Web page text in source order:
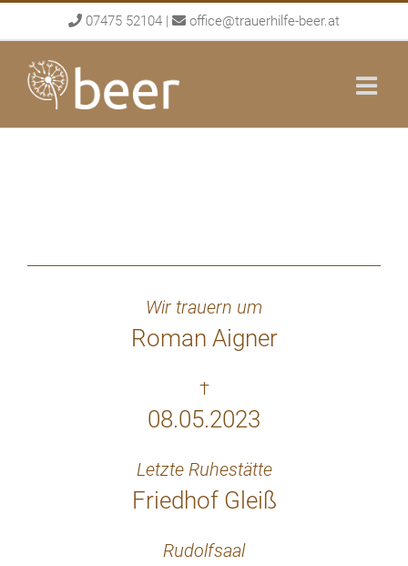
to
content
07475 52104 | office@trauerhilfe-beer.at
Wir trauern um
Roman Aigner
†
08.05.2023
Letzte Ruhestätte
Friedhof Gleiß
Rudolfsaal